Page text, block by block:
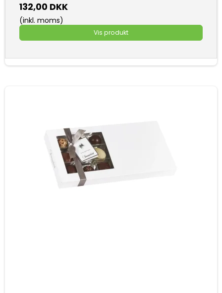
132,00 DKK
(inkl. moms)
Vis produkt